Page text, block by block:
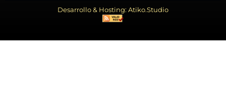
Desarrollo & Hosting: Atiko.Studio